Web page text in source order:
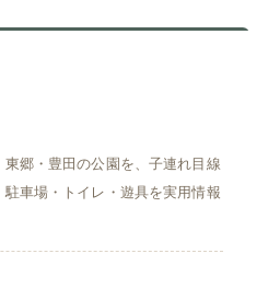
東郷・豊田の公園を、子連れ目線
車場・トイレ・遊具を実用情報